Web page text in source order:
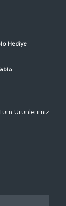
Hediye
Ürünlerimiz